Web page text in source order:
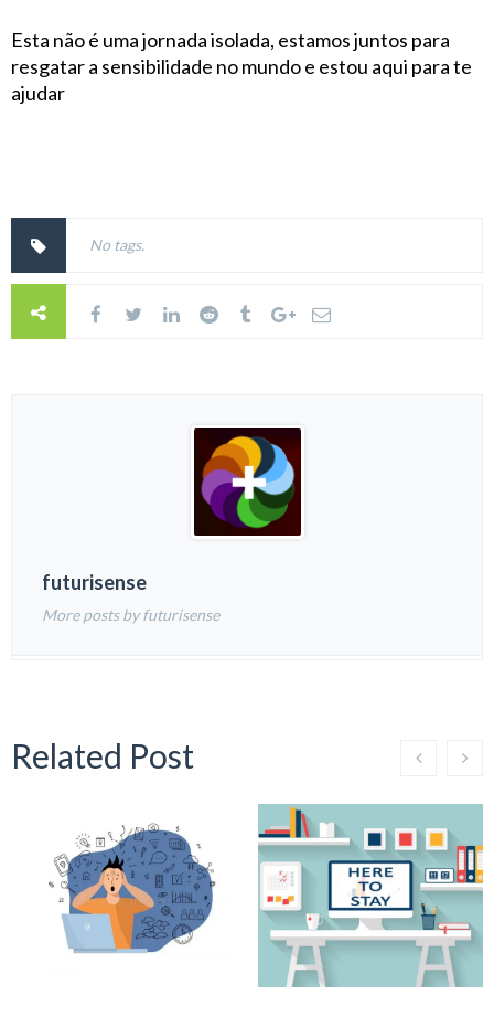
Esta não é uma jornada isolada, estamos juntos para
resgatar a sensibilidade no mundo e estou aqui para te
ajudar
No tags.
futurisense
More posts by futurisense
Related Post